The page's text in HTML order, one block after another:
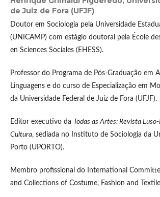
de Juiz de Fora (UFJF)
Doutor em Sociologia pela Universidade
(UNICAMP) com estágio doutoral pela École
en Sciences Sociales (EHESS).
Professor do Programa de Pós-Graduação em
Linguagens e do curso de Especialização em
da Universidade Federal de Juiz de Fora (UFJF).
Editor executivo da Todas as Artes: Revista
Cultura, sediada no Instituto de Sociologia da
Porto (UPORTO).
Membro profissional do International
and Collections of Costume, Fashion and